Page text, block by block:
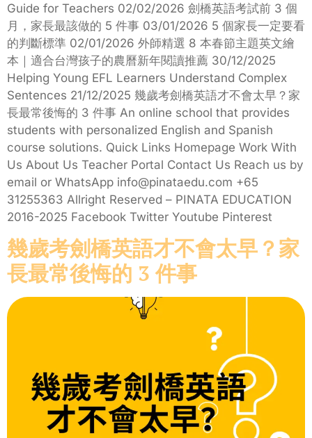
Guide for Teachers 02/02/2026 劍橋英語考試前 3 個
月，家長最該做的 5 件事 03/01/2026 5 個家長一定要看
的判斷標準 02/01/2026 外師精選 8 本春節主題英文繪
本｜適合台灣孩子的農曆新年閱讀推薦 30/12/2025
Helping Young EFL Learners Understand Complex
Sentences 21/12/2025 幾歲考劍橋英語才不會太早？家
長最常後悔的 3 件事 An online school that provides
students with personalized English and Spanish
course solutions. Quick Links Homepage Work With
Us About Us Teacher Portal Contact Us Reach us by
email or WhatsApp info@pinataedu.com +65
31255363 Allright Reserved – PINATA EDUCATION
2016-2025 Facebook Twitter Youtube Pinterest
幾歲考劍橋英語才不會太早？家
長最常後悔的 3 件事